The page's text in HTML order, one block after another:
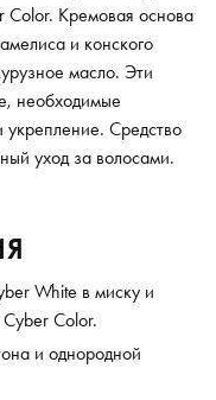
Color. Кремовая основа
и конского
масло. Эти
необходимые
Средство
уход за волосами.
White в миску и
Color.
и однородной